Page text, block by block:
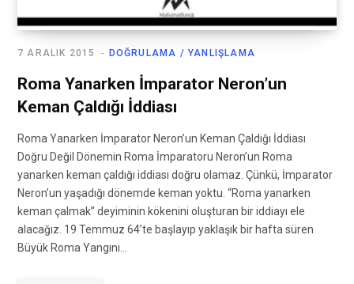
DOĞRULAMA / YANLIŞLAMA
7 ARALIK 2015
Roma Yanarken İmparator Neron’un
Keman Çaldığı İddiası
Roma Yanarken İmparator Neron’un Keman Çaldığı İddiası
Doğru Değil Dönemin Roma İmparatoru Neron’un Roma
yanarken keman çaldığı iddiası doğru olamaz. Çünkü, İmparator
Neron’un yaşadığı dönemde keman yoktu. “Roma yanarken
keman çalmak” deyiminin kökenini oluşturan bir iddiayı ele
alacağız. 19 Temmuz 64’te başlayıp yaklaşık bir hafta süren
Büyük Roma Yangını…